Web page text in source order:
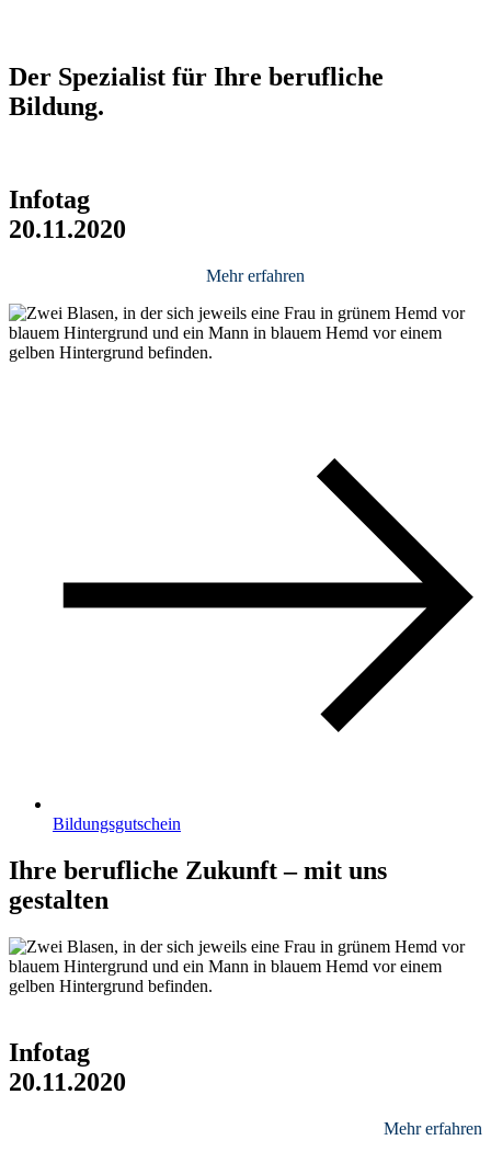
Der Spezialist für Ihre berufliche
Bildung.
Infotag
20.11.2020
Mehr erfahren
Bildungsgutschein
Ihre berufliche Zukunft – mit uns
gestalten
Infotag
20.11.2020
Mehr erfahren